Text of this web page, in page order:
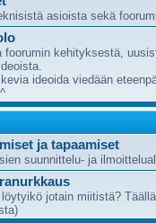
asioista sekä
foorumin kehityksestä,
ideoida viedään
ja tapaamiset
suunnittelu- ja
jotain miitistä?